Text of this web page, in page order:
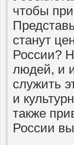
чтобы
станут
России?
людей, и
служить
и
также
России